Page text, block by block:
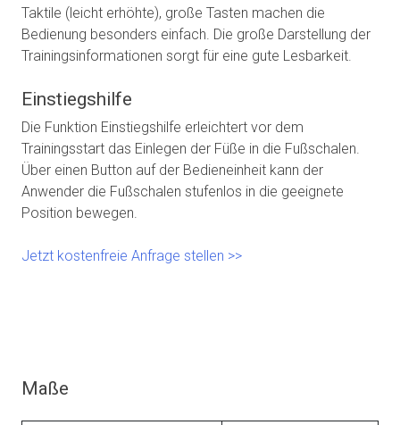
Taktile (leicht erhöhte), große Tasten machen die
Bedienung besonders einfach. Die große Darstellung der
Trainingsinformationen sorgt für eine gute Lesbarkeit.
Einstiegshilfe
Die Funktion Einstiegshilfe erleichtert vor dem
Trainingsstart das Einlegen der Füße in die Fußschalen.
Über einen Button auf der Bedieneinheit kann der
Anwender die Fußschalen stufenlos in die geeignete
Position bewegen.
Jetzt kostenfreie Anfrage stellen >>
Maße